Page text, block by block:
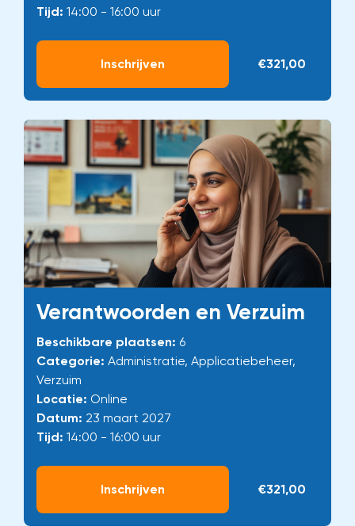
Tijd: 14:00 - 16:00 uur
Inschrijven €321,00
Verantwoorden en Verzuim
Beschikbare plaatsen: 6
Categorie: Administratie, Applicatiebeheer,
Verzuim
Locatie: Online
Datum: 23 maart 2027
Tijd: 14:00 - 16:00 uur
Inschrijven €321,00